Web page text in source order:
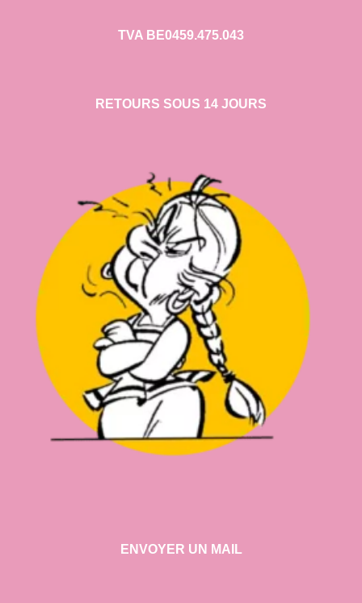
TVA BE0459.475.043
RETOURS SOUS 14 JOURS
ENVOYER UN MAIL